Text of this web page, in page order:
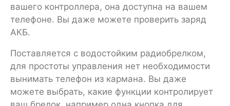
вашего контроллера, она доступна на вашем
телефоне. Вы даже можете проверить заряд
АКБ.
Поставляется с водостойким радиобрелком,
для простоты управления нет необходимости
вынимать телефон из кармана. Вы даже
можете выбрать, какие функции контролирует